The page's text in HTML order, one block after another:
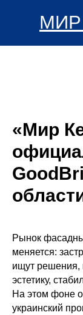
«Мир
Рынок
меняется:
ищут решения,
эстетику,
На этом фоне
украинский